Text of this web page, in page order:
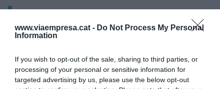
www.viaempresa.cat - Do Not Process My Personal
Information
If you wish to opt-out of the sale, sharing to third parties, or
processing of your personal or sensitive information for
targeted advertising by us, please use the below opt-out